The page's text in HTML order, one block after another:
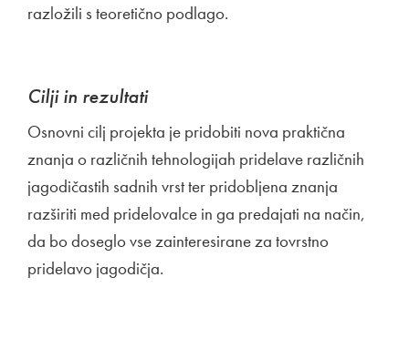
razložili s teoretično podlago.
Cilji in rezultati
Osnovni cilj projekta je pridobiti nova praktična
znanja o različnih tehnologijah pridelave različnih
jagodičastih sadnih vrst ter pridobljena znanja
razširiti med pridelovalce in ga predajati na način,
da bo doseglo vse zainteresirane za tovrstno
pridelavo jagodičja.